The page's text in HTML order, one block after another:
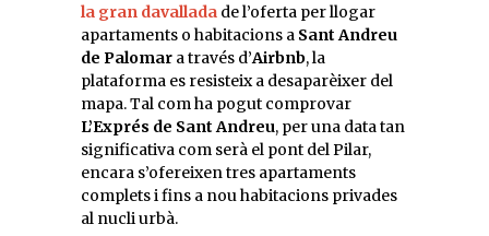
la gran davallada de l’oferta per llogar
apartaments o habitacions a Sant Andreu
de Palomar a través d’Airbnb, la
plataforma es resisteix a desaparèixer del
mapa. Tal com ha pogut comprovar
L’Exprés de Sant Andreu, per una data tan
significativa com serà el pont del Pilar,
encara s’ofereixen tres apartaments
complets i fins a nou habitacions privades
al nucli urbà.